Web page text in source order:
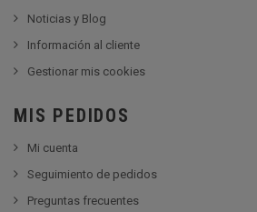
Noticias y Blog
Información al cliente
Gestionar mis cookies
MIS PEDIDOS
Mi cuenta
Seguimiento de pedidos
Preguntas frecuentes